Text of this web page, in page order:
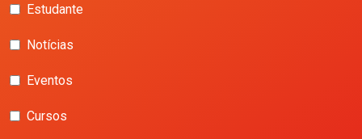
Estudante
Notícias
Eventos
Cursos